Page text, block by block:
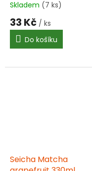
Skladem (7 ks)
33 Kč / ks
Do košíku
Seicha Matcha